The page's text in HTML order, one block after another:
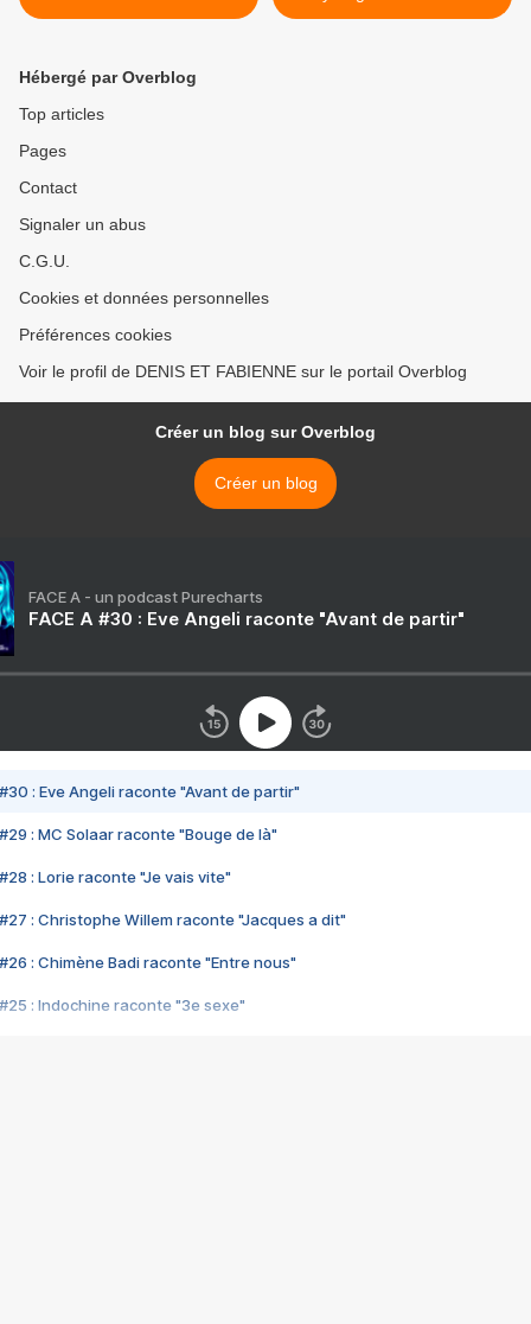
Hébergé par Overblog
Top articles
Pages
Contact
Signaler un abus
C.G.U.
Cookies et données personnelles
Préférences cookies
Voir le profil de DENIS ET FABIENNE sur le portail Overblog
Créer un blog sur Overblog
Créer un blog
FACE A - un podcast Purecharts
FACE A #30 : Eve Angeli raconte "Avant de partir"
#30 : Eve Angeli raconte "Avant de partir"
#29 : MC Solaar raconte "Bouge de là"
#28 : Lorie raconte "Je vais vite"
#27 : Christophe Willem raconte "Jacques a dit"
#26 : Chimène Badi raconte "Entre nous"
#25 : Indochine raconte "3e sexe"